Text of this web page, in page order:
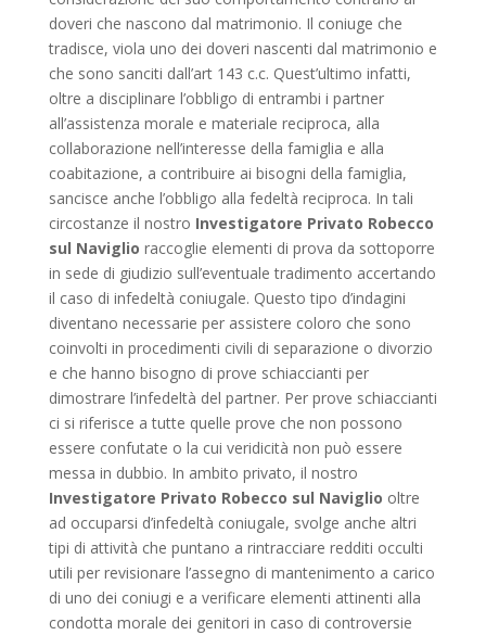
doveri che nascono dal matrimonio. Il coniuge che
tradisce, viola uno dei doveri nascenti dal matrimonio e
che sono sanciti dall’art 143 c.c. Quest’ultimo infatti,
oltre a disciplinare l’obbligo di entrambi i partner
all’assistenza morale e materiale reciproca, alla
collaborazione nell’interesse della famiglia e alla
coabitazione, a contribuire ai bisogni della famiglia,
sancisce anche l’obbligo alla fedeltà reciproca. In tali
circostanze il nostro Investigatore Privato Robecco
sul Naviglio raccoglie elementi di prova da sottoporre
in sede di giudizio sull’eventuale tradimento accertando
il caso di infedeltà coniugale. Questo tipo d’indagini
diventano necessarie per assistere coloro che sono
coinvolti in procedimenti civili di separazione o divorzio
e che hanno bisogno di prove schiaccianti per
dimostrare l’infedeltà del partner. Per prove schiaccianti
ci si riferisce a tutte quelle prove che non possono
essere confutate o la cui veridicità non può essere
messa in dubbio. In ambito privato, il nostro
Investigatore Privato Robecco sul Naviglio oltre
ad occuparsi d’infedeltà coniugale, svolge anche altri
tipi di attività che puntano a rintracciare redditi occulti
utili per revisionare l’assegno di mantenimento a carico
di uno dei coniugi e a verificare elementi attinenti alla
condotta morale dei genitori in caso di controversie